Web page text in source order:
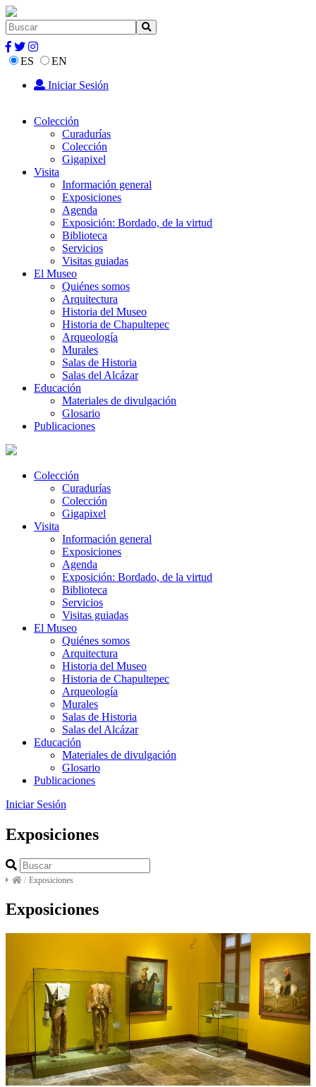
ES
EN
Iniciar Sesión
Colección
Curadurías
Colección
Gigapixel
Visita
Información general
Exposiciones
Agenda
Exposición: Bordado, de la virtud
Biblioteca
Servicios
Visitas guiadas
El Museo
Quiénes somos
Arquitectura
Historia del Museo
Historia de Chapultepec
Arqueología
Murales
Salas de Historia
Salas del Alcázar
Educación
Materiales de divulgación
Glosario
Publicaciones
Colección
Curadurías
Colección
Gigapixel
Visita
Información general
Exposiciones
Agenda
Exposición: Bordado, de la virtud
Biblioteca
Servicios
Visitas guiadas
El Museo
Quiénes somos
Arquitectura
Historia del Museo
Historia de Chapultepec
Arqueología
Murales
Salas de Historia
Salas del Alcázar
Educación
Materiales de divulgación
Glosario
Publicaciones
Iniciar Sesión
Exposiciones
/ Exposiciones
Exposiciones